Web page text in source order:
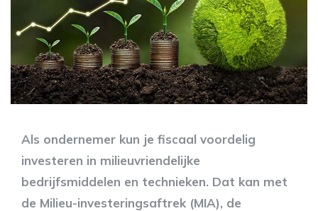
Als ondernemer kun je fiscaal voordelig
investeren in milieuvriendelijke
bedrijfsmiddelen en technieken. Dat kan met
de Milieu-investeringsaftrek (MIA), de